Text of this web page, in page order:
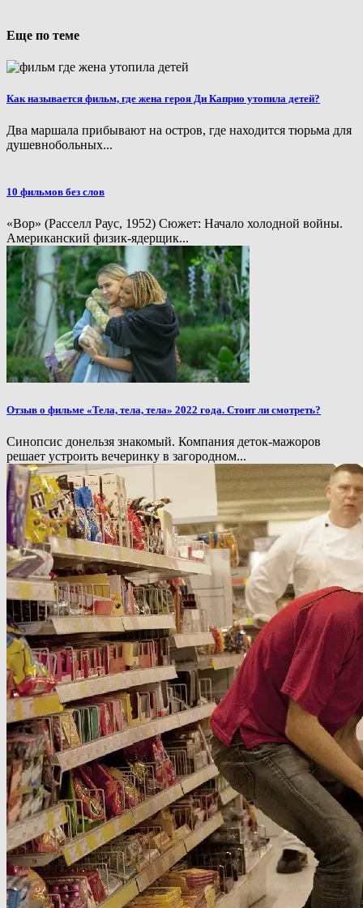
Еще по теме
Как называется фильм, где жена героя Ди Каприо утопила детей?
Два маршала прибывают на остров, где находится тюрьма для
душевнобольных...
10 фильмов без слов
«Вор» (Расселл Раус, 1952) Сюжет: Начало холодной войны.
Американский физик-ядерщик...
Отзыв о фильме «Тела, тела, тела» 2022 года. Стоит ли смотреть?
Синопсис донельзя знакомый. Компания деток-мажоров
решает устроить вечеринку в загородном...